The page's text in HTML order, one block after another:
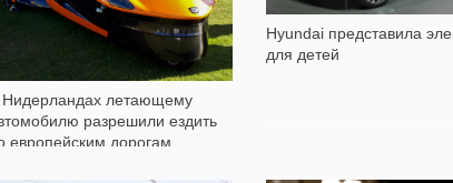
летающему
разрешили ездить
европейским дорогам
Hyundai представила
для детей